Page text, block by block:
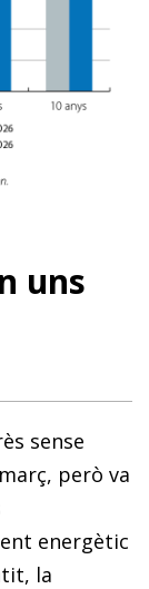
uns
sense
però va
energètic
la